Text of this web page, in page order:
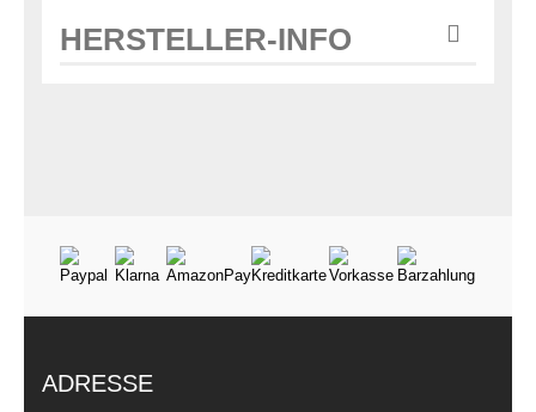
HERSTELLER-INFO
ADRESSE